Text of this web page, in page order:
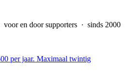
voor en door supporters · sinds 2000
per jaar. Maximaal twintig